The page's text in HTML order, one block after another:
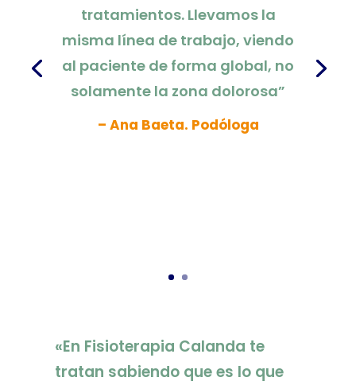
tratamientos. Llevamos la
misma línea de trabajo, viendo
al paciente de forma global, no
solamente la zona dolorosa”
– Ana Baeta. Podóloga
«En Fisioterapia Calanda te
tratan sabiendo que es lo que